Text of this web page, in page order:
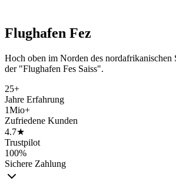
Flughafen Fez
Hoch oben im Norden des nordafrikanischen
der "Flughafen Fes Saiss".
25+
Jahre Erfahrung
1Mio+
Zufriedene Kunden
4.7★
Trustpilot
100%
Sichere Zahlung